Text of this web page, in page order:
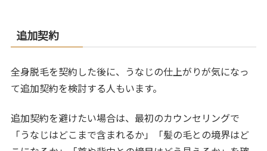
追加契約
全身脱毛を契約した後に、うなじの仕上がりが気になっ
て追加契約を検討する人もいます。
追加契約を避けたい場合は、最初のカウンセリングで
「うなじはどこまで含まれるか」「髪の毛との境界はど